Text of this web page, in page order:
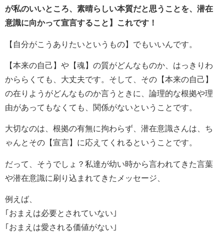
が私のいいところ、素晴らしい本質だと思うことを、潜在
意識に向かって宣言すること】これです！
【自分がこうありたいというもの】でもいいんです。
【本来の自己】や【魂】の質がどんなものか、はっきりわ
かららくても、大丈夫です。そして、その【本来の自己】
の在りようがどんなものか言うときに、論理的な根拠や理
由があってもなくても、関係がないということです。
大切なのは、根拠の有無に拘わらず、潜在意識さんは、ち
ゃんとその【宣言】に応えてくれるということです。
だって、そうでしょ？私達が幼い時から言われてきた言葉
や潜在意識に刷り込まれてきたメッセージ、
例えば、
｢おまえは必要とされていない｣
｢おまえは愛される価値がない｣